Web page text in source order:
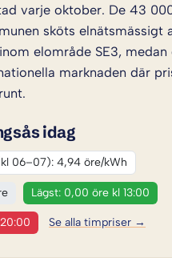
varje oktober. De 43
sköts elnätsmässigt
elområde SE3,
marknaden där
idag
06–07): 4,94 öre/kWh
Lägst: 0,00 öre kl 13:00
Se alla timpriser →